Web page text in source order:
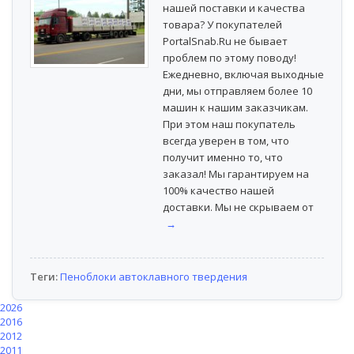
нашей поставки и качества
товара? У покупателей
PortalSnab.Ru не бывает
проблем по этому поводу!
Ежедневно, включая выходные
дни, мы отправляем более 10
машин к нашим заказчикам.
При этом наш покупатель
всегда уверен в том, что
получит именно то, что
заказал! Мы гарантируем на
100% качество нашей
доставки. Мы не скрываем от
→
Теги:Пеноблоки автоклавного твердения
2026
2016
2012
2011